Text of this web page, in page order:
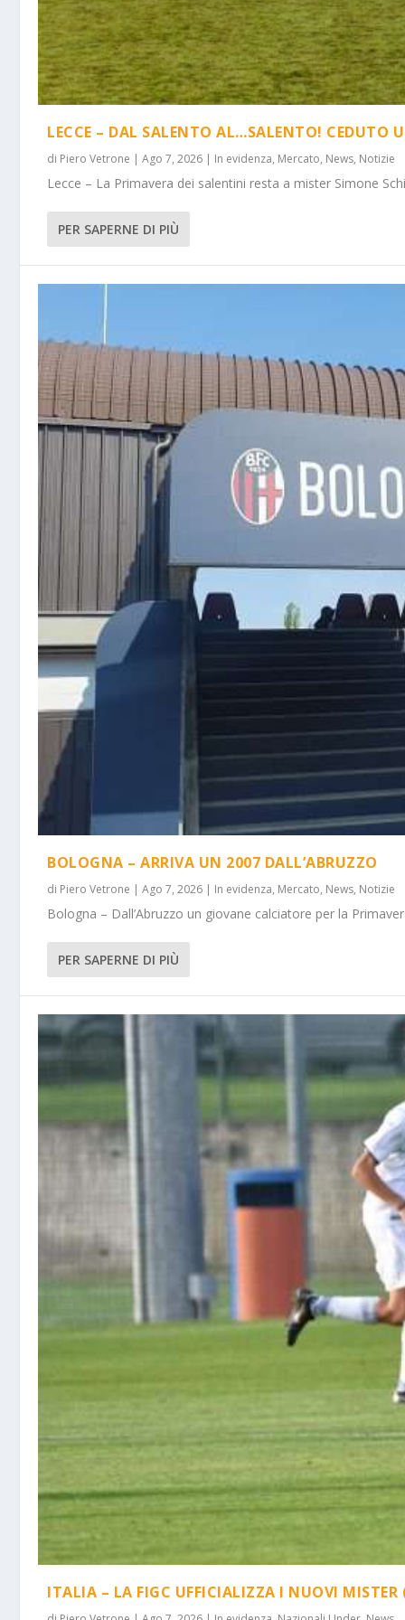
LECCE – DAL SALENTO AL…SALENTO! CEDUTO
di Piero Vetrone |Ago 7, 2026 | In evidenza, Mercato, News, Notizie
Lecce – La Primavera dei salentini resta a mister Simone
PER SAPERNE DI PIÙ
BOLOGNA – ARRIVA UN 2007 DALL’ABRUZZO
di Piero Vetrone |Ago 7, 2026 | In evidenza, Mercato, News, Notizie
Bologna – Dall’Abruzzo un giovane calciatore per la
PER SAPERNE DI PIÙ
ITALIA – LA FIGC UFFICIALIZZA I NUOVI MISTER